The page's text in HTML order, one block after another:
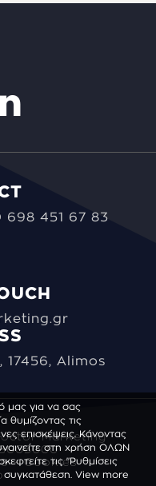
698 451 67 83
Alimos
Marketing
- Cookies
μας για να σας
θυμίζοντας τις
επισκέψεις. Κάνοντας
στη χρήση ΟΛΩΝ
τις "Ρυθμίσεις
συγκατάθεση. View more